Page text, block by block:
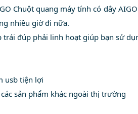
Chuột quang máy tính có dây
nhiều giờ đi nữa.
đúp phải linh hoạt giúp bạn sử
usb tiện lợi
sản phẩm khác ngoài thị trường